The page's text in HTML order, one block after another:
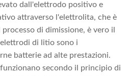
dall'elettrodo positivo e
attraverso l'elettrolita, che è
di dimissione, è vero il
di litio sono i
batterie ad alte prestazioni.
secondo il principio di